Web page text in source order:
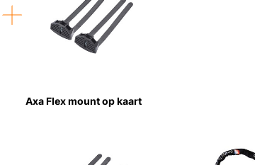
Axa Flex mount op kaart